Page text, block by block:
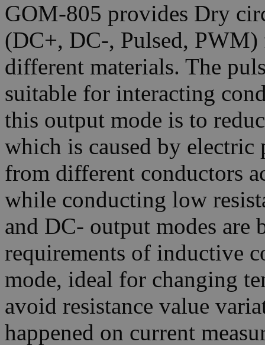
GOM-805 provides Dry
(DC+, DC-, Pulsed, PWM)
different materials. The
suitable for interacting
this output mode is to
which is caused by electric
from different conductors
while conducting low
and DC- output modes are
requirements of inductive
mode, ideal for changing
avoid resistance value
happened on current